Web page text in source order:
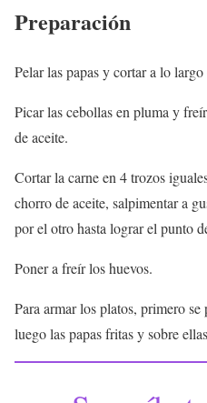
Preparación
Pelar las papas y cortar a lo
Picar las cebollas en pluma y
de aceite.
Cortar la carne en 4 trozos
chorro de aceite, salpimentar a
por el otro hasta lograr el punto
Poner a freír los huevos.
Para armar los platos, primero
luego las papas fritas y sobre